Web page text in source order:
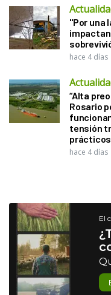
"Por una
hace 4 días
“Alta
Rosario
tensión
prácticos
hace 4 días
El